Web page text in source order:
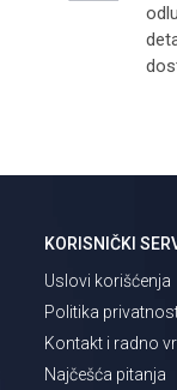
KORISNIČKI
Uslovi korišćenja
Politika
Kontakt i radno
Najčešća pitanja